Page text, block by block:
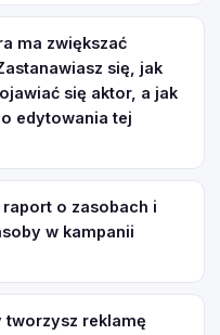
ma zwiększać
się, jak
się aktor, a jak
edytowania tej
o zasobach i
w kampanii
tworzysz reklamę